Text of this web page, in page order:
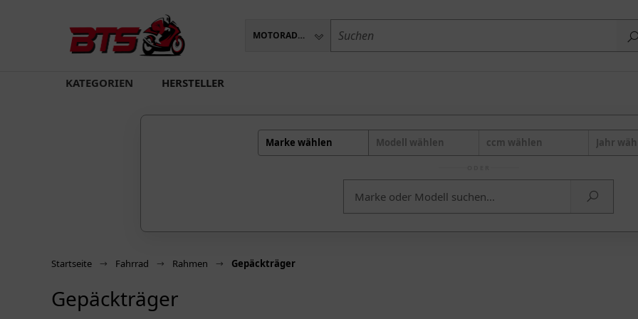
MOTORADTEILE
KATEGORIEN HERSTELLER
Marke wählen Modell wählen ccm wählen Jahr
Startseite Fahrrad Rahmen Gepäckträger
Gepäckträger